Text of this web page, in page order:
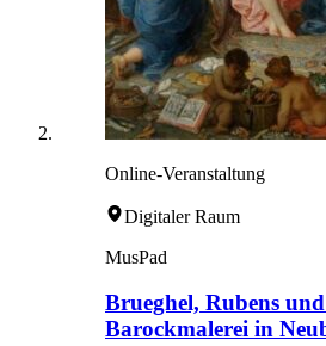
Online-Veranstaltung
Digitaler Raum
MusPad
Brueghel, Rubens
Barockmalerei in